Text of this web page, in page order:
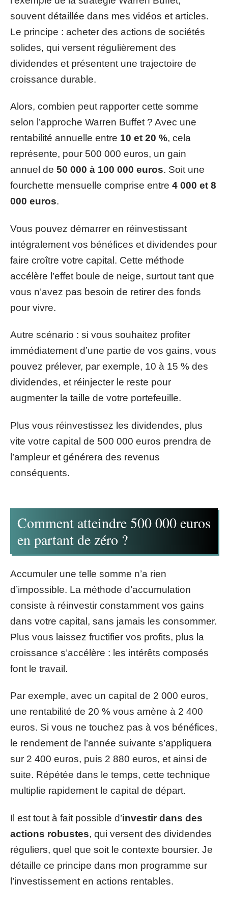
souvent détaillée dans mes vidéos et articles.
Le principe : acheter des actions de sociétés
solides, qui versent régulièrement des
dividendes et présentent une trajectoire de
croissance durable.
Alors, combien peut rapporter cette somme
selon l’approche Warren Buffet ? Avec une
rentabilité annuelle entre 10 et 20 %, cela
représente, pour 500 000 euros, un gain
annuel de 50 000 à 100 000 euros. Soit une
fourchette mensuelle comprise entre 4 000 et 8
000 euros.
Vous pouvez démarrer en réinvestissant
intégralement vos bénéfices et dividendes pour
faire croître votre capital. Cette méthode
accélère l’effet boule de neige, surtout tant que
vous n’avez pas besoin de retirer des fonds
pour vivre.
Autre scénario : si vous souhaitez profiter
immédiatement d’une partie de vos gains, vous
pouvez prélever, par exemple, 10 à 15 % des
dividendes, et réinjecter le reste pour
augmenter la taille de votre portefeuille.
Plus vous réinvestissez les dividendes, plus
vite votre capital de 500 000 euros prendra de
l’ampleur et générera des revenus
conséquents.
Comment atteindre 500 000 euros
en partant de zéro ?
Accumuler une telle somme n’a rien
d’impossible. La méthode d’accumulation
consiste à réinvestir constamment vos gains
dans votre capital, sans jamais les consommer.
Plus vous laissez fructifier vos profits, plus la
croissance s’accélère : les intérêts composés
font le travail.
Par exemple, avec un capital de 2 000 euros,
une rentabilité de 20 % vous amène à 2 400
euros. Si vous ne touchez pas à vos bénéfices,
le rendement de l’année suivante s’appliquera
sur 2 400 euros, puis 2 880 euros, et ainsi de
suite. Répétée dans le temps, cette technique
multiplie rapidement le capital de départ.
Il est tout à fait possible d’investir dans des
actions robustes, qui versent des dividendes
réguliers, quel que soit le contexte boursier. Je
détaille ce principe dans mon programme sur
l’investissement en actions rentables.